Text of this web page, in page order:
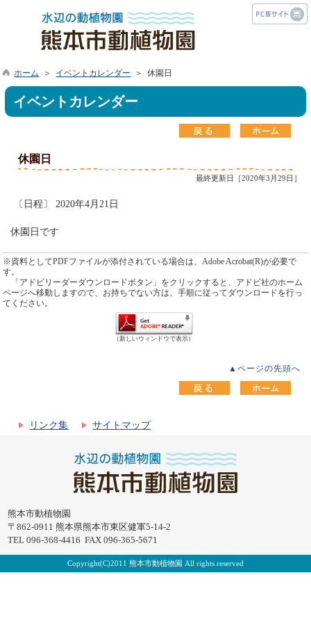
ホーム ＞ イベントカレンダー ＞ 休園日
イベントカレンダー
休園日
最終更新日［2020年3月29日］
〔日程〕 2020年4月21日
休園日です
※資料としてPDFファイルが添付されている場合は、Adobe Acrobat(R)が必要で
す。
「アドビリーダーダウンロードボタン」をクリックすると、アドビ社のホーム
ページへ移動しますので、お持ちでない方は、手順に従ってダウンロードを行っ
てください。
（新しいウィンドウで表示）
▲ページの先頭へ
リンク集 サイトマップ
熊本市動植物園
〒862-0911 熊本県熊本市東区健軍5-14-2
TEL 096-368-4416 FAX 096-365-5671
Copyright(C)2011 熊本市動植物園 All rights reserved